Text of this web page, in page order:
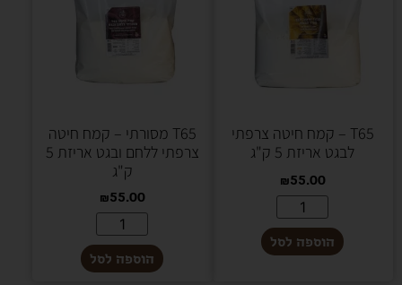
T65 – קמח חיטה צרפתי
לבגט אריזת 5 ק"ג
₪55.00
הוספה לסל
T65 מסורתי – קמח חיטה
צרפתי ללחם ובגט אריזת 5
ק"ג
₪55.00
הוספה לסל